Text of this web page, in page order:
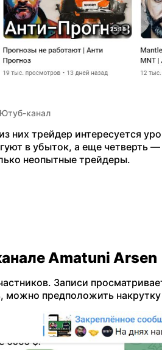
канал
них трейдер интересуется
в убыток, а еще четверть —
неопытные трейдеры.
Amatuni Arsen
Записи
можно предположить